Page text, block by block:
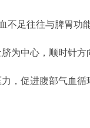
不足往往与脾胃功
为中心，顺时针
，促进腹部气血循